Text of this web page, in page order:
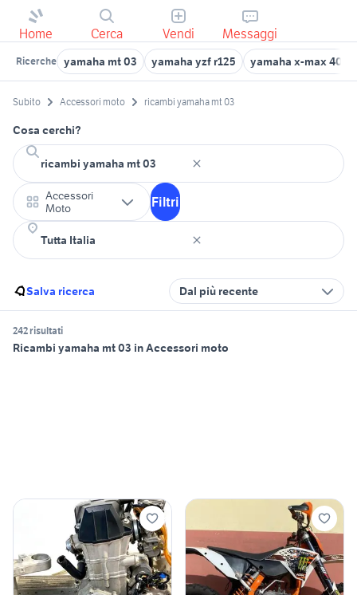
Home Cerca Vendi Messaggi
Ricerche yamaha mt 03 yamaha yzf r125 yamaha x-max 400
Subito Accessori moto ricambi yamaha mt 03
Cosa cerchi?
Accessori
Moto
Filtri
Salva ricerca Dal più recente
242 risultati
Ricambi yamaha mt 03 in Accessori moto